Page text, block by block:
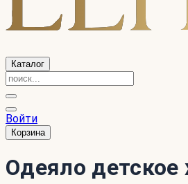
Каталог
Войти
Корзина
Одеяло